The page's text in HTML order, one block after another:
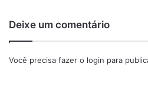
aproveite o passo a passo e faça
Dificuldade: fácil
Deixe um comentário
Você precisa fazer o login para